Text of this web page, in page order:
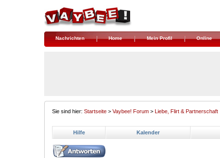
Nachrichten Home Mein Profil Online
Sie sind hier: Startseite > Vaybee! Forum > Liebe, Flirt & Partnerschaft
Hilfe Kalender